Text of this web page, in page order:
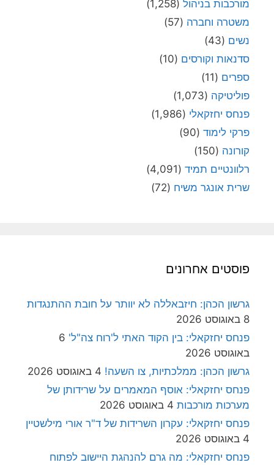
מורכבות בניהול (1,258)
משטרה וחברה (57)
נשים (43)
סדנאות וקורסים (10)
ספרים (11)
פוליטיקה (1,073)
פנחס יחזקאלי (1,986)
פרקי לימוד (90)
קורונה (150)
רלוונטיים תמיד (4,091)
שרית אונגר משיח (72)
פוסטים אחרונים
גרשון הכהן: חיזבאללה לא יוותר על חובת ההתנגדות
8 באוגוסט 2026
פנחס יחזקאלי: בין הקוד האתי ל'רוח צה"ל' 6
באוגוסט 2026
גרשון הכהן: ממלכתיות, צו השעה! 4 באוגוסט 2026
פנחס יחזקאלי: אוסף המאמרים על שרידותן של
מערכות מורכבות 4 באוגוסט 2026
פנחס יחזקאלי: עקרון השרידות של ד"ר אורי מילשטיין
4 באוגוסט 2026
פנחס יחזקאלי: מה גרם להנהגת היישוב לפתוח